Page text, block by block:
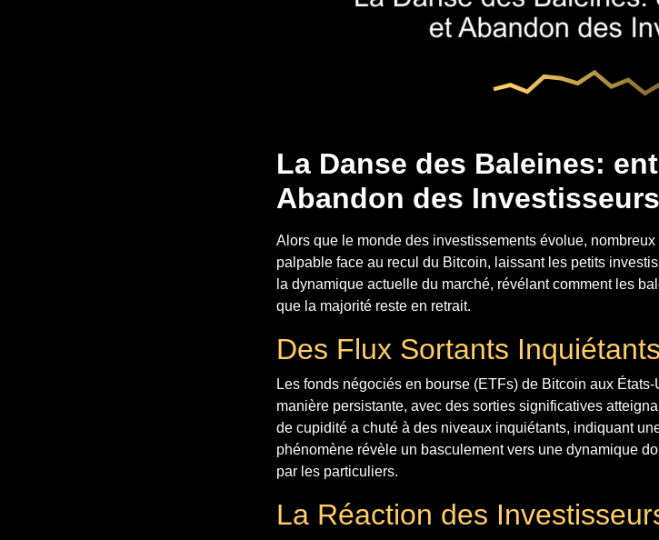
La Danse des Baleines:
Abandon des Investisseurs
Alors que le monde des investissements évolue,
palpable face au recul du Bitcoin, laissant les petits
la dynamique actuelle du marché, révélant comment les
que la majorité reste en retrait.
Des Flux Sortants Inquiétants
Les fonds négociés en bourse (ETFs) de Bitcoin aux
manière persistante, avec des sorties significatives
de cupidité a chuté à des niveaux inquiétants, indiquant
phénomène révèle un basculement vers une dynamique
par les particuliers.
La Réaction des